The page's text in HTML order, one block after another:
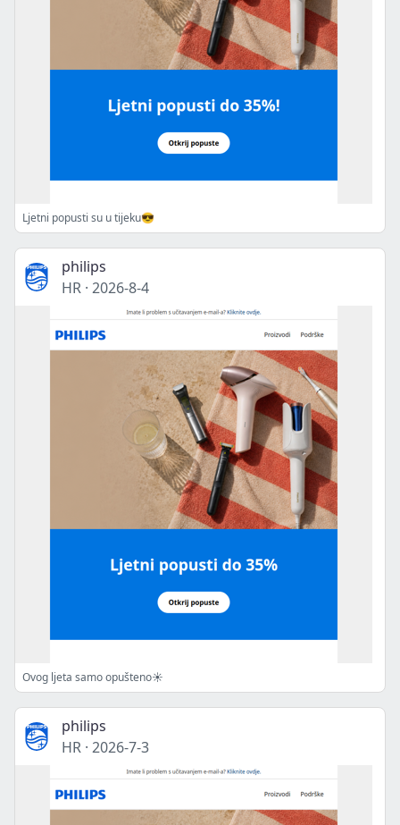
Ljetni popusti su u tijeku😎
philips
HR · 2026-8-4
Ovog ljeta samo opušteno☀️
philips
HR · 2026-7-3